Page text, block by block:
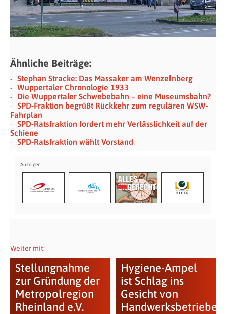
Ähnliche Beiträge:
Stephan Stracke: Das Massaker am Wenzelnberg
Wuppertaler Chronologie 1933
Die Wuppertaler Schwebebahn – eine Museumsbahn?
SPD-Fraktion begrüßt Rückkehr zum regulären WSW-
Fahrplan
SPD-Ratsfraktion fordert mehr Verlässlichkeit auf der
Schiene
SPD-Ratsfraktion wählt Vorstand
Weiter mit:
GRÜNE:
Stellungnahme
zur Gründung der
Metropolregion
Rheinland e.V.
Hygiene-Ampel
ist Schlag ins
Gesicht von
Handwerksbetrieben